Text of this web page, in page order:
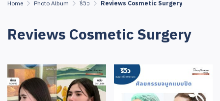
Home Photo Album รีวิว Reviews Cosmetic Surgery
Reviews Cosmetic Surgery